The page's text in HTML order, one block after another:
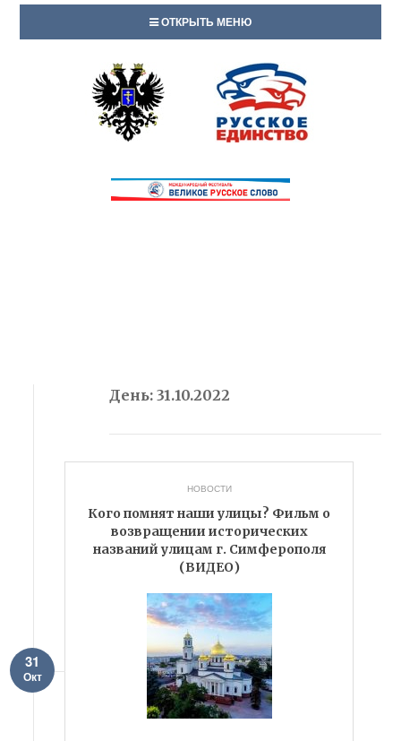
ОТКРЫТЬ МЕНЮ
День:31.10.2022
НОВОСТИ
Кого помнят наши улицы? Фильм о
возвращении исторических
названий улицам г. Симферополя
(ВИДЕО)
31
Окт